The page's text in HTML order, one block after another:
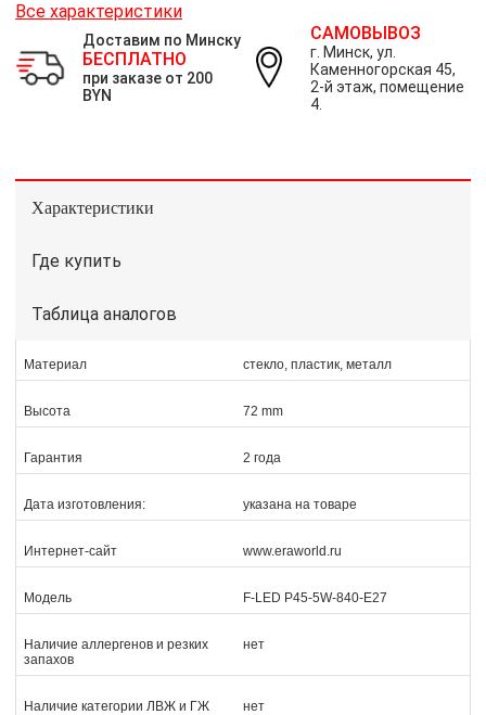
Все характеристики
Доставим по Минску
БЕСПЛАТНО
при заказе от 200
BYN
САМОВЫВОЗ
г. Минск, ул.
Каменногорская 45,
2-й этаж, помещение
4.
Характеристики
Где купить
Таблица аналогов
Материал стекло, пластик, металл
Высота 72 mm
Гарантия 2 года
Дата изготовления: указана на товаре
Интернет-сайт www.eraworld.ru
Модель F-LED Р45-5W-840-E27
Наличие аллергенов и резких
запахов
нет
Наличие категории ЛВЖ и ГЖ нет